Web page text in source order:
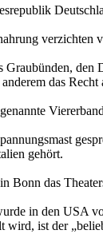
Graubünden,
das
gehört.
das
in den USA
ist der